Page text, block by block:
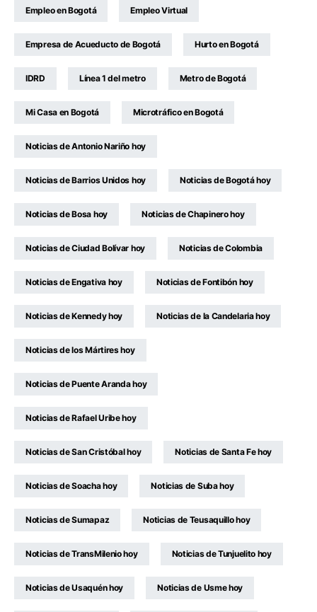
Empleo en Bogotá Empleo Virtual
Empresa de Acueducto de Bogotá Hurto en Bogotá
IDRD Línea 1 del metro Metro de Bogotá
Mi Casa en Bogotá Microtráfico en Bogotá
Noticias de Antonio Nariño hoy
Noticias de Barrios Unidos hoy Noticias de Bogotá hoy
Noticias de Bosa hoy Noticias de Chapinero hoy
Noticias de Ciudad Bolívar hoy Noticias de Colombia
Noticias de Engativa hoy Noticias de Fontibón hoy
Noticias de Kennedy hoy Noticias de la Candelaria hoy
Noticias de los Mártires hoy
Noticias de Puente Aranda hoy
Noticias de Rafael Uribe hoy
Noticias de San Cristóbal hoy Noticias de Santa Fe hoy
Noticias de Soacha hoy Noticias de Suba hoy
Noticias de Sumapaz Noticias de Teusaquillo hoy
Noticias de TransMilenio hoy Noticias de Tunjuelito hoy
Noticias de Usaquén hoy Noticias de Usme hoy